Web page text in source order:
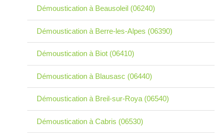
Démoustication à Beausoleil (06240)
Démoustication à Berre-les-Alpes (06390)
Démoustication à Biot (06410)
Démoustication à Blausasc (06440)
Démoustication à Breil-sur-Roya (06540)
Démoustication à Cabris (06530)